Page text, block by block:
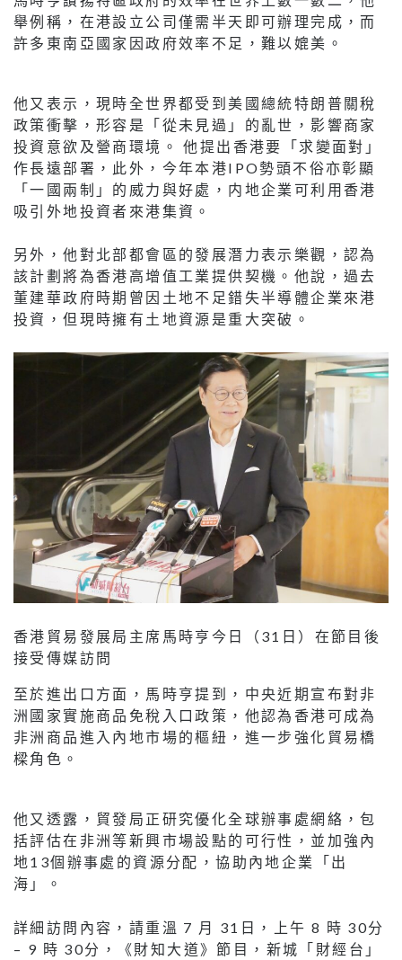
舉例稱，在港設立公司僅需半天即可辦理完成，而
許多東南亞國家因政府效率不足，難以媲美。
他又表示，現時全世界都受到美國總統特朗普關稅
政策衝擊，形容是「從未見過」的亂世，影響商家
投資意欲及營商環境。 他提出香港要「求變面對」
作長遠部署，此外，今年本港IPO勢頭不俗亦彰顯
「一國兩制」的威力與好處，内地企業可利用香港
吸引外地投資者來港集資。
另外，他對北部都會區的發展潛力表示樂觀，認為
該計劃將為香港高增值工業提供契機。他說，過去
董建華政府時期曾因土地不足錯失半導體企業來港
投資，但現時擁有土地資源是重大突破。
香港貿易發展局主席馬時亨今日（31日）在節目後
接受傳媒訪問
至於進出口方面，馬時亨提到，中央近期宣布對非
洲國家實施商品免稅入口政策，他認為香港可成為
非洲商品進入內地市場的樞紐，進一步強化貿易橋
樑角色。
他又透露，貿發局正研究優化全球辦事處網絡，包
括評估在非洲等新興市場設點的可行性，並加強內
地13個辦事處的資源分配，協助內地企業「出
海」。
詳細訪問內容，請重溫 7 月 31日，上午 8 時 30分
– 9 時 30分，《財知大道》節目，新城「財經台」